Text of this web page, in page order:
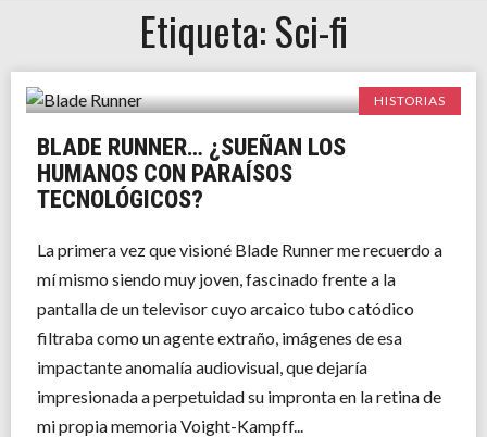
HISTORIAS
Etiqueta: Sci-fi
HISTORIAS
BLADE RUNNER… ¿SUEÑAN LOS
HUMANOS CON PARAÍSOS
TECNOLÓGICOS?
La primera vez que visioné Blade Runner me recuerdo a
mí mismo siendo muy joven, fascinado frente a la
pantalla de un televisor cuyo arcaico tubo catódico
filtraba como un agente extraño, imágenes de esa
impactante anomalía audiovisual, que dejaría
impresionada a perpetuidad su impronta en la retina de
mi propia memoria Voight-Kampff...